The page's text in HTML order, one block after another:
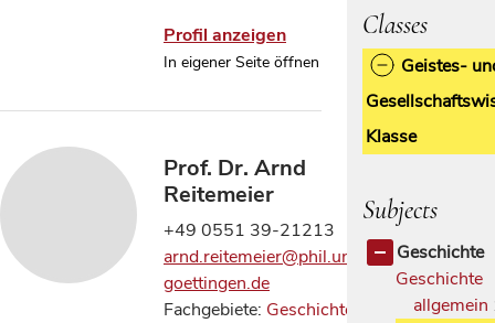
Profil anzeigen
In eigener Seite öffnen
Prof. Dr. Arnd
Reitemeier
+49 0551 39-21213
arnd.reitemeier@phil.uni-
goettingen.de
Fachgebiete: Geschichte
Classes
Geistes-
Klasse
Subjects
Geschichte
Geschichte
allgemein